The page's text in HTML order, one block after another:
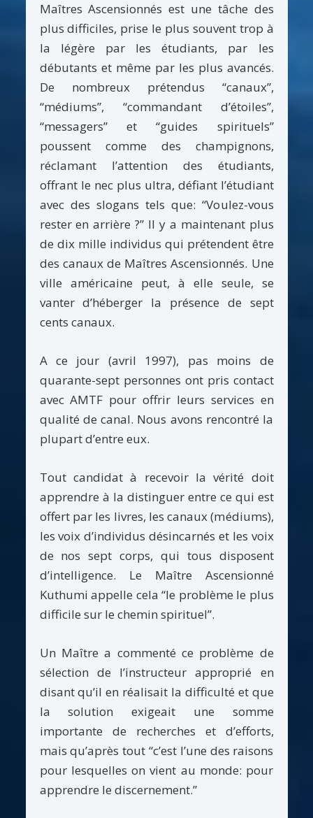
Maîtres Ascensionnés est une tâche des
plus difficiles, prise le plus souvent trop à
la légère par les étudiants, par les
débutants et même par les plus avancés.
De nombreux prétendus “canaux”,
“médiums”, “commandant d’étoiles”,
“messagers” et “guides spirituels”
poussent comme des champignons,
réclamant l’attention des étudiants,
offrant le nec plus ultra, défiant l’étudiant
avec des slogans tels que: “Voulez-vous
rester en arrière ?” Il y a maintenant plus
de dix mille individus qui prétendent être
des canaux de Maîtres Ascensionnés. Une
ville américaine peut, à elle seule, se
vanter d’héberger la présence de sept
cents canaux.
A ce jour (avril 1997), pas moins de
quarante-sept personnes ont pris contact
avec AMTF pour offrir leurs services en
qualité de canal. Nous avons rencontré la
plupart d’entre eux.
Tout candidat à recevoir la vérité doit
apprendre à la distinguer entre ce qui est
offert par les livres, les canaux (médiums),
les voix d’individus désincarnés et les voix
de nos sept corps, qui tous disposent
d’intelligence. Le Maître Ascensionné
Kuthumi appelle cela “le problème le plus
difficile sur le chemin spirituel”.
Un Maître a commenté ce problème de
sélection de l’instructeur approprié en
disant qu’il en réalisait la difficulté et que
la solution exigeait une somme
importante de recherches et d’efforts,
mais qu’après tout “c’est l’une des raisons
pour lesquelles on vient au monde: pour
apprendre le discernement.”